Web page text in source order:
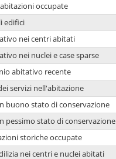
occupate
edifici
nei centri abitati
nei nuclei e case sparse
abitativo recente
servizi nell'abitazione
buono stato di conservazione
pessimo stato di conservazione
storiche occupate
nei centri e nuclei abitati